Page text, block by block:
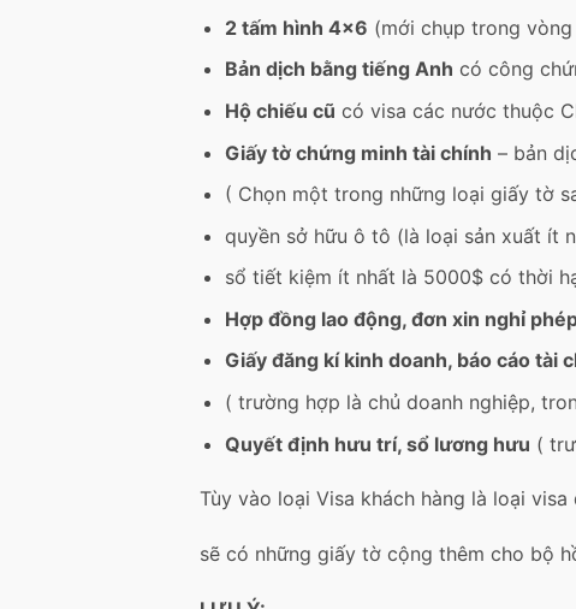
2 tấm hình 4×6 (mới chụp trong
Bản dịch bằng tiếng Anh có công
Hộ chiếu cũ có visa các nước thuộc
Giấy tờ chứng minh tài chính – bản
( Chọn một trong những loại giấy tờ
quyền sở hữu ô tô (là loại sản xuất ít
sổ tiết kiệm ít nhất là 5000$ có thời
Hợp đồng lao động, đơn xin nghỉ
Giấy đăng kí kinh doanh, báo cáo tài
( trường hợp là chủ doanh nghiệp,
Quyết định hưu trí, sổ lương hưu (
Tùy vào loại Visa khách hàng là loại
sẽ có những giấy tờ cộng thêm cho bộ